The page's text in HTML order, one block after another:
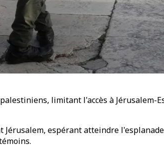
limitant l'accès à Jérusalem-
espérant atteindre